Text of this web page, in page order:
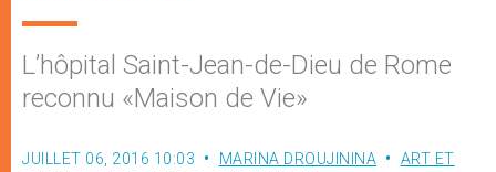
L’hôpital Saint-Jean-de-Dieu de Rome
reconnu «Maison de Vie»
JUILLET 06, 2016 10:03 MARINA DROUJININA
ART ET